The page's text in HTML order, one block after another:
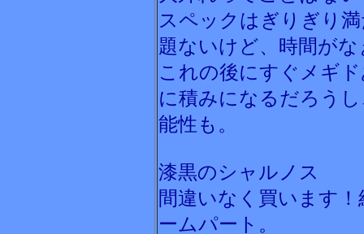
スペックはぎりぎり
題ないけど、時間がな
これの後にすぐメギ
に積みになるだろう
能性も。
漆黒のシャルノス
間違いなく買います
ームパート。